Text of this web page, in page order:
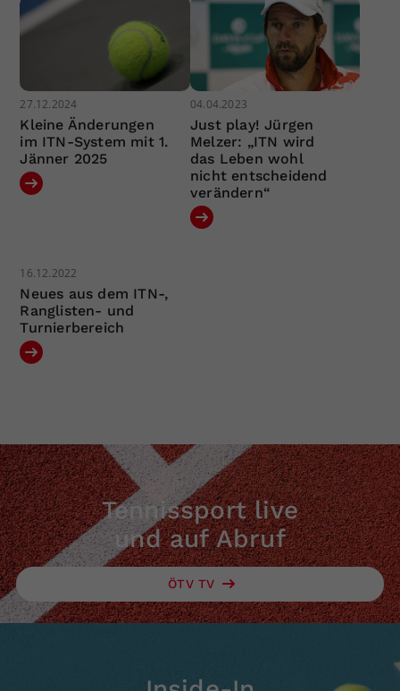
27.12.2024
Kleine Änderungen
im ITN-System mit 1.
Jänner 2025
04.04.2023
Just play! Jürgen
Melzer: „ITN wird
das Leben wohl
nicht entscheidend
verändern“
16.12.2022
Neues aus dem ITN-,
Ranglisten- und
Turnierbereich
Tennissport live
und auf Abruf
ÖTV TV